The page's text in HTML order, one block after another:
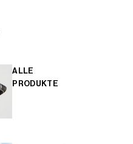
ALLE
PRODUKTE